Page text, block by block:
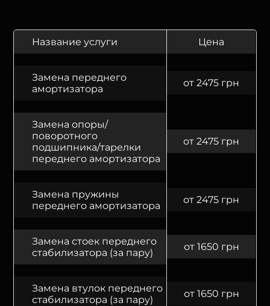
Название услуги Цена
Замена переднего
амортизатора
от 2475 грн
Замена опоры/
поворотного
подшипника/тарелки
переднего амортизатора
от 2475 грн
Замена пружины
переднего амортизатора
от 2475 грн
Замена стоек переднего
стабилизатора (за пару)
от 1650 грн
Замена втулок переднего
стабилизатора (за пару)
от 1650 грн